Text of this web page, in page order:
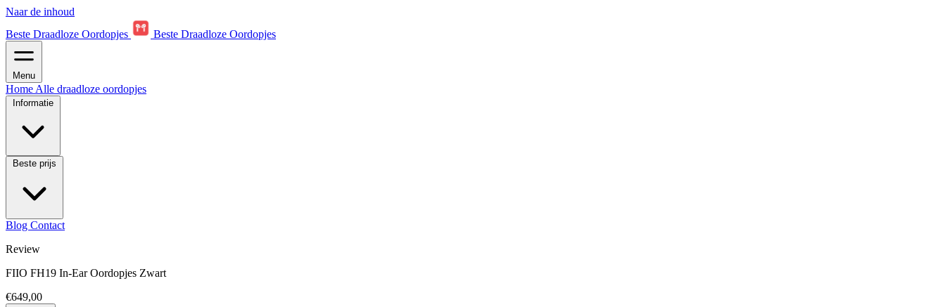
Naar de inhoud
Beste Draadloze Oordopjes
Beste Draadloze Oordopjes
Menu
Home Alle draadloze oordopjes
Informatie
Beste prijs
Blog Contact
Review
FIIO FH19 In-Ear Oordopjes Zwart
€649,00